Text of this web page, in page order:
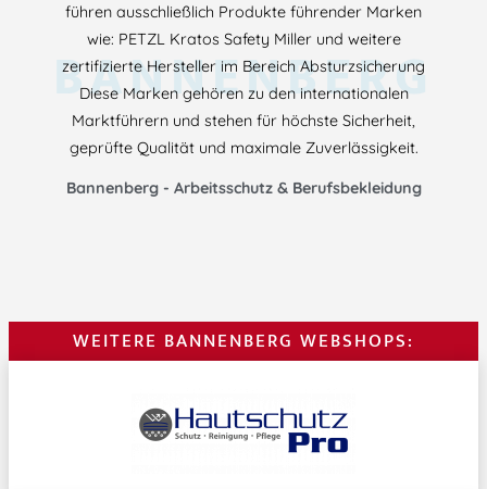
führen ausschließlich Produkte führender Marken
wie: PETZL Kratos Safety Miller und weitere
zertifizierte Hersteller im Bereich Absturzsicherung
Diese Marken gehören zu den internationalen
Marktführern und stehen für höchste Sicherheit,
geprüfte Qualität und maximale Zuverlässigkeit.
Bannenberg - Arbeitsschutz & Berufsbekleidung
BANNENBERG
WEITERE BANNENBERG WEBSHOPS: